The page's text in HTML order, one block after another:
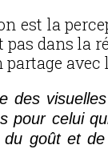
est la
pas dans la
partage avec
des
pour celui
du goût et de